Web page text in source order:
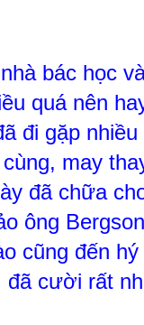
bác học
quánên
đi gặp
may
đã chữa
ông
cũng đến
cười rất